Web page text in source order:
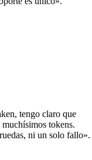
tengo claro que
tokens.
ni un solo fallo».